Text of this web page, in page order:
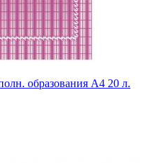
образования А4 20 л.